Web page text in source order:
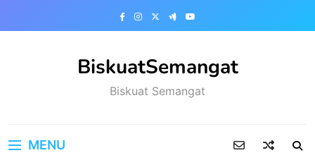
BiskuatSemangat
Biskuat Semangat
MENU